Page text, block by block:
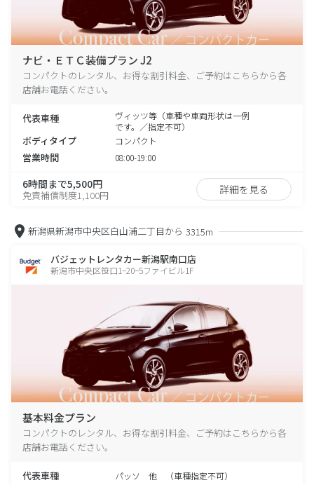
ナビ・ＥＴＣ装備プラン J2
コンパクトのレンタル、お得な割引料金、ご予約はこちらから各
店舗お電話ください。
代表車種
ヴィッツ等（車種や車両形状は一例
です。／指定不可）
ボディタイプ コンパクト
営業時間 08:00-19:00
6時間まで5,500円
免責補償制度1,100円 詳細を見る
新潟県新潟市中央区白山浦二丁目から 3315m
バジェットレンタカー新潟駅南口店
新潟市中央区笹口1−20−5ファイビル1F
基本料金プラン
コンパクトのレンタル、お得な割引料金、ご予約はこちらから各
店舗お電話ください。
代表車種 パッソ 他 （車種指定不可）